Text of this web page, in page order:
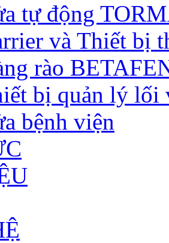
tự động
và Thiết bị
rào
bị quản lý lối
bệnh viện